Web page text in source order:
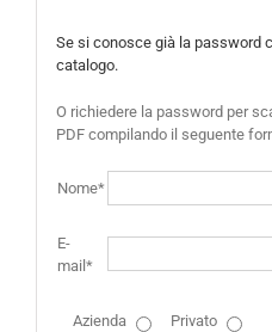
Se si conosce già la password
catalogo.
O richiedere la password per
PDF compilando il seguente
Nome*
E-
mail*
Azienda Privato